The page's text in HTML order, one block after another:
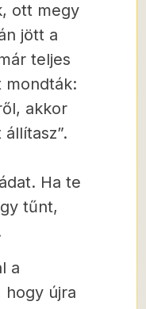
ott megy
jött a
teljes
mondták:
akkor
Ha te
tűnt,
a
hogy újra